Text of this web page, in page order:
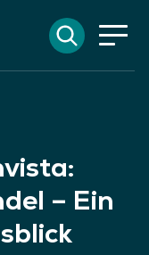
DE
– Ein